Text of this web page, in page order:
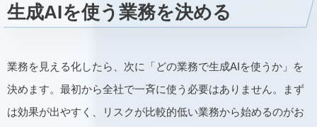
生成AIを使う業務を決める
業務を見える化したら、次に「どの業務で生成AIを使うか」を
決めます。最初から全社で一斉に使う必要はありません。まず
は効果が出やすく、リスクが比較的低い業務から始めるのがお